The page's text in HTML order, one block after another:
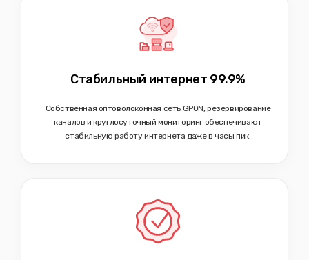
Стабильный интернет 99.9%
Собственная оптоволоконная сеть GPON, резервирование
каналов и круглосуточный мониторинг обеспечивают
стабильную работу интернета даже в часы пик.